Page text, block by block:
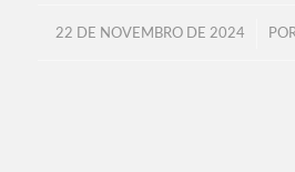
22 DE NOVEMBRO DE 2024
/